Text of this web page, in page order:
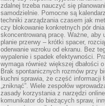
zdalnej trzeba nauczyć się
samodzielnie. Pomocne są
techniki zarządzania czasem jak
czy blokowanie konkretnych pór
skoncentrowaną pracę. Ważne, aby
planie przerwy – krótki spacer,
oderwanie wzroku od ekranu. Bez
wypalenie i spadek efektywności.
wymaga również większej dbałości
Brak spontanicznych rozmów przy
kuchni sprawia, że część informacji
„zniknąć”. Wiele zespołów
zasady korzystania z narzędzi
komunikator do bieżących spraw,